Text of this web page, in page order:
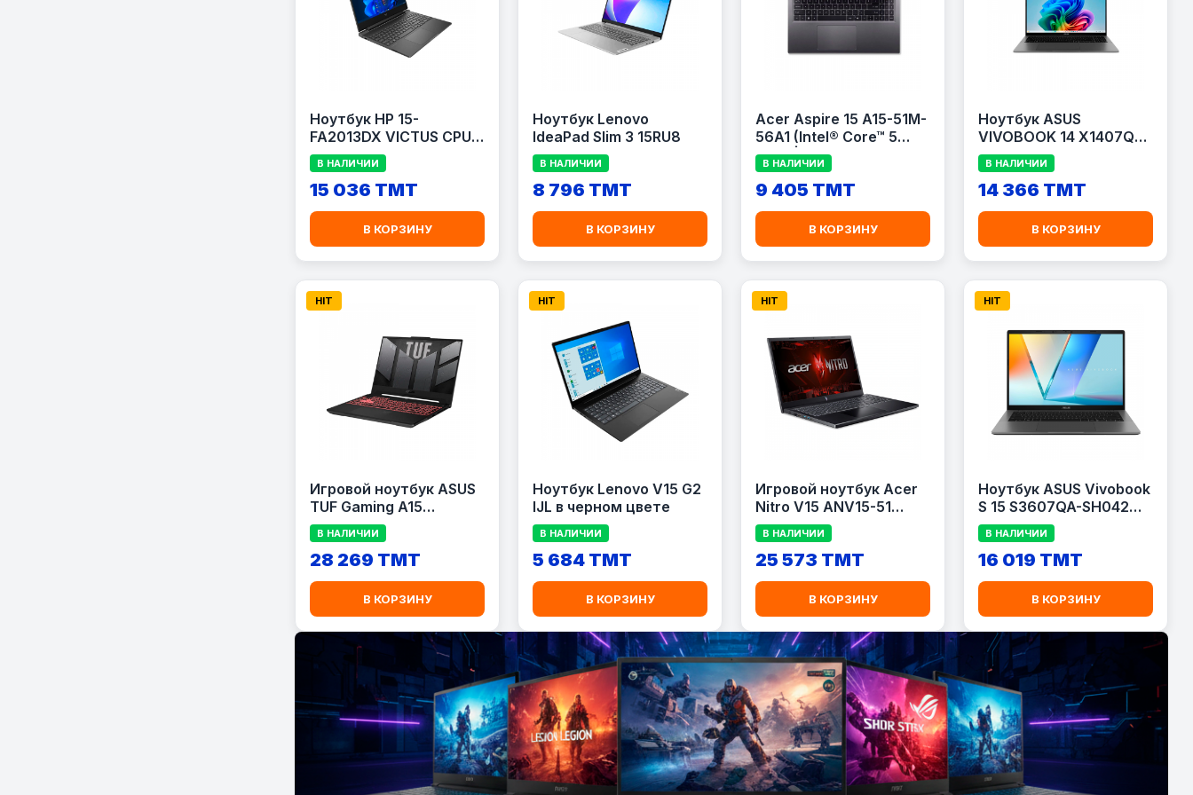
Ноутбук HP 15-
FA2013DX VICTUS CPU I-
5 13420H
В НАЛИЧИИ
15 036 TMT
В КОРЗИНУ
Ноутбук Lenovo
IdeaPad Slim 3 15RU8
В НАЛИЧИИ
8 796 TMT
В КОРЗИНУ
Acer Aspire 15 A15-51M-
56A1 (Intel® Core™ 5
120U | 15.6" FullHD
(1920x1080) TN
В НАЛИЧИИ
9 405 TMT
В КОРЗИНУ
Ноутбук ASUS
VIVOBOOK 14 X1407QA-
LY043W
В НАЛИЧИИ
14 366 TMT
В КОРЗИНУ
HIT
Игровой ноутбук ASUS
TUF Gaming A15
FA507UI-LP049
В НАЛИЧИИ
28 269 TMT
В КОРЗИНУ
HIT
Ноутбук Lenovo V15 G2
IJL в черном цвете
В НАЛИЧИИ
5 684 TMT
В КОРЗИНУ
HIT
Игровой ноутбук Acer
Nitro V15 ANV15-51
(Obsidian Black)
В НАЛИЧИИ
25 573 TMT
В КОРЗИНУ
HIT
Ноутбук ASUS Vivobook
S 15 S3607QA-SH042W
(Cool Silver) — Copilot+
PCВ НАЛИЧИИ
16 019 TMT
В КОРЗИНУ